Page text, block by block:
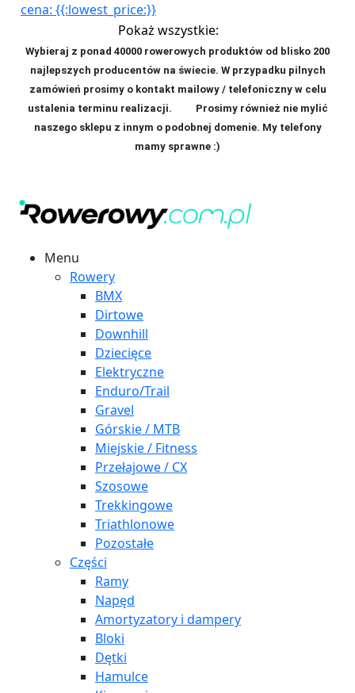
cena: {{:lowest_price:}}
Pokaż wszystkie:
Wybieraj z ponad 40000 rowerowych produktów od blisko 200
najlepszych producentów na świecie. W przypadku pilnych
zamówień prosimy o kontakt mailowy / telefoniczny w celu
ustalenia terminu realizacji. Prosimy również nie mylić
naszego sklepu z innym o podobnej domenie. My telefony
mamy sprawne :)
Menu
Rowery
BMX
Dirtowe
Downhill
Dziecięce
Elektryczne
Enduro/Trail
Gravel
Górskie / MTB
Miejskie / Fitness
Przełajowe / CX
Szosowe
Trekkingowe
Triathlonowe
Pozostałe
Części
Ramy
Napęd
Amortyzatory i dampery
Bloki
Dętki
Hamulce